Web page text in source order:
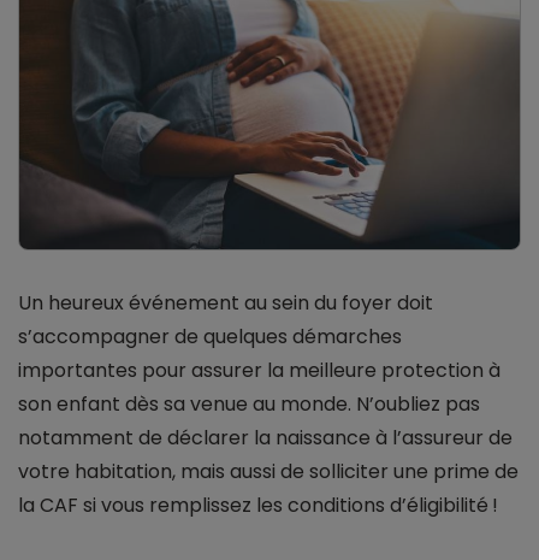
Un heureux événement au sein du foyer doit
s’accompagner de quelques démarches
importantes pour assurer la meilleure protection à
son enfant dès sa venue au monde. N’oubliez pas
notamment de déclarer la naissance à l’assureur de
votre habitation, mais aussi de solliciter une prime de
la CAF si vous remplissez les conditions d’éligibilité !